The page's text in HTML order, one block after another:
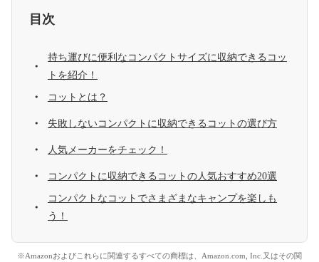
目次
持ち運びに便利なコンパクトサイズに収納できるコッ
トを紹介！
コットとは？
失敗しないコンパクトに収納できるコットの選び方
人気メーカーをチェック！
コンパクトに収納できるコットの人気おすすめ20選
コンパクトなコットでさまざまなキャンプを楽しも
う！
※Amazonおよびこれらに関連するすべての商標は、Amazon.com, Inc.又はその関